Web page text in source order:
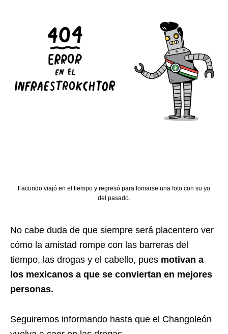
Facundo viajó en el tiempo y regresó para tomarse una foto con su yo
del pasado.
No cabe duda de que siempre será placentero ver
cómo la amistad rompe con las barreras del
tiempo, las drogas y el cabello, pues motivan a
los mexicanos a que se conviertan en mejores
personas.
Seguiremos informando hasta que el Changoleón